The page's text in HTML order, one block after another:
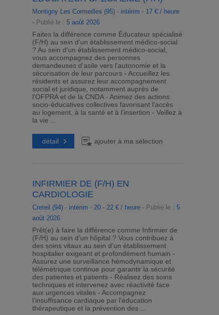
Montigny Les Cormeilles (95)- intérim - 17 € / heure
- Publié le : 5 août 2026
Faites la différence comme Éducateur spécialisé
(F/H) au sein d'un établissement médico-social
? Au sein d'un établissement médico-social,
vous accompagnez des personnes
demandeuses d'asile vers l'autonomie et la
sécurisation de leur parcours - Accueillez les
résidents et assurez leur accompagnement
social et juridique, notamment auprès de
l'OFPRA et de la CNDA - Animez des actions
socio-éducatives collectives favorisant l'accès
au logement, à la santé et à l'insertion - Veillez à
la vie ...
détail ajouter à ma sélection
INFIRMIER DE (F/H) EN
CARDIOLOGIE
Creteil (94)- intérim - 20 - 22 € / heure - Publié le : 5
août 2026
Prêt(e) à faire la différence comme Infirmier de
(F/H) au sein d'un hôpital ? Vous contribuez à
des soins vitaux au sein d'un établissement
hospitalier exigeant et profondément humain -
Assurez une surveillance hémodynamique et
télémétrique continue pour garantir la sécurité
des patientes et patients - Réalisez des soins
techniques et intervenez avec réactivité face
aux urgences vitales - Accompagnez
l'insuffisance cardiaque par l'éducation
thérapeutique et la prévention des ...